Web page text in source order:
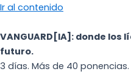
Ir al contenido
VANGUARD[IA]: donde
futuro.
3 días. Más de 40